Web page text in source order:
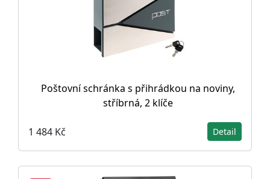
Poštovní schránka s přihrádkou na noviny,
stříbrná, 2 klíče
1 484 Kč Detail